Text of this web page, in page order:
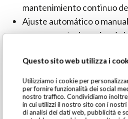
Questo sito web utilizza i
Utilizziamo i cookie per
per fornire funzionalità dei social
nostro traffico. Condividiamo
in cui utilizzi il nostro sito con i
di analisi dei dati web, pubblicità e
mantenimiento continuo
Ajuste automático o
para un control preciso de
una mayor resistencia al
Alimentador vibratorio para
uniforme del material.